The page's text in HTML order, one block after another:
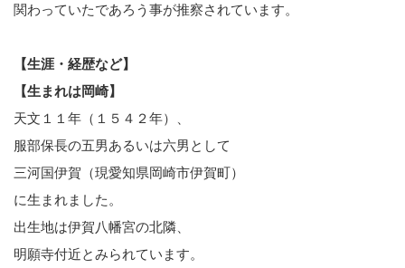
関わっていたであろう事が推察されています。
【生涯・経歴など】
【生まれは岡崎】
天文１１年（１５４２年）、
服部保長の五男あるいは六男として
三河国伊賀（現愛知県岡崎市伊賀町）
に生まれました。
出生地は伊賀八幡宮の北隣、
明願寺付近とみられています。